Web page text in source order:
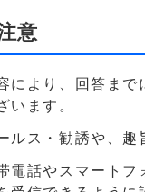
意
により、回答ま
います。
ルス・勧誘や、趣
電話やスマート